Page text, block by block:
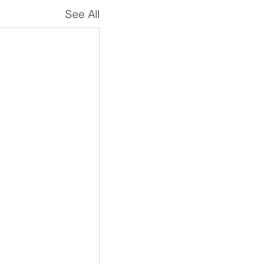
See All